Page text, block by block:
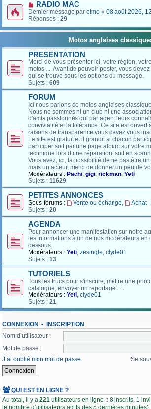
RADIO MAC
Dernier message par elmo « 08 août 2026,
Réponses : 29
Motos anglaises
PRESENTATION
Merci de vous présenter ici, votre région,
motos .... Avant de pouvoir poster, vous
qui se trouve sous les options du message.
Sujets : 609
FORUM
Ici nous parlons de motos anglaises
Nous ne sommes ni un club ni une
d'amis passionnés qui partagent leurs
convivialité et la tolérance. Ce site est ouvert
raisons de transparence vous devez vous
Le site est gratuit et il grandit si chacun
participer soit par une page album sur votre
technique lors d’une réparation, soit en
Vous avez, ici, la possibilité de ne pas être
mais un acteur, merci de donner un peu de
Modérateurs : Pachi, gigi, rickman, Yeti
Sujets : 11629
PETITES ANNONCES
Sous-forums : Vente ou échange,
Achat
Sujets : 20
AGENDA
Pour annoncer une manifestation sur notre
les informations à un de nos modérateurs en
dessous.
Modérateurs : Yeti, zesingle, clyde01
Sujets : 13
TUTORIELS
Tous les trucs pour s'inscrire, mettre une
catalogue, envoyer un reportage .....
Modérateurs : Yeti, clyde01
Sujets : 21
CONNEXION • INSCRIPTION
Nom d’utilisateur :
Mot de passe :
J’ai oublié mon mot de passe
Se
QUI EST EN LIGNE ?
Au total, il y a 221 utilisateurs en ligne :: 8 inscrits, 1
le nombre d’utilisateurs actifs des 5 dernières minutes)